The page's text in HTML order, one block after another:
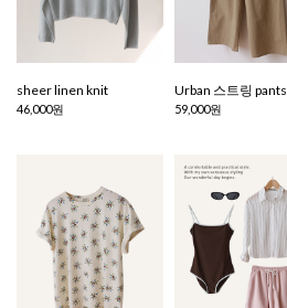
sheer linen knit
46,000원
Urban 스트링 pants
59,000원